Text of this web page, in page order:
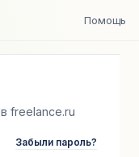
Помощь
freelance.ru
Забыли пароль?